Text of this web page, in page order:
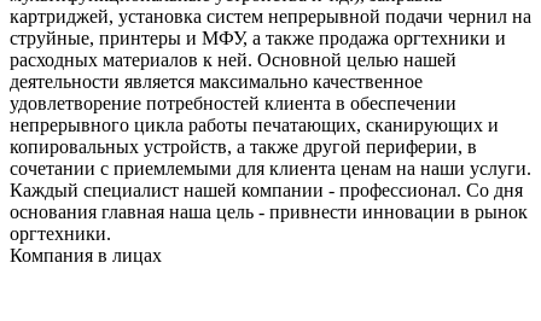
картриджей, установка систем непрерывной подачи чернил на
струйные, принтеры и МФУ, а также продажа оргтехники и
расходных материалов к ней. Основной целью нашей
деятельности является максимально качественное
удовлетворение потребностей клиента в обеспечении
непрерывного цикла работы печатающих, сканирующих и
копировальных устройств, а также другой периферии, в
сочетании с приемлемыми для клиента ценам на наши услуги.
Каждый специалист нашей компании - профессионал. Со дня
основания главная наша цель - привнести инновации в рынок
оргтехники.
Компания в лицах